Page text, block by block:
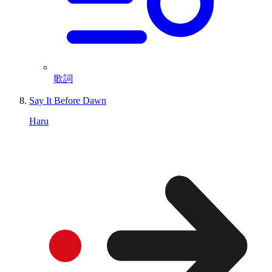
歌詞
Say It Before Dawn
Haru